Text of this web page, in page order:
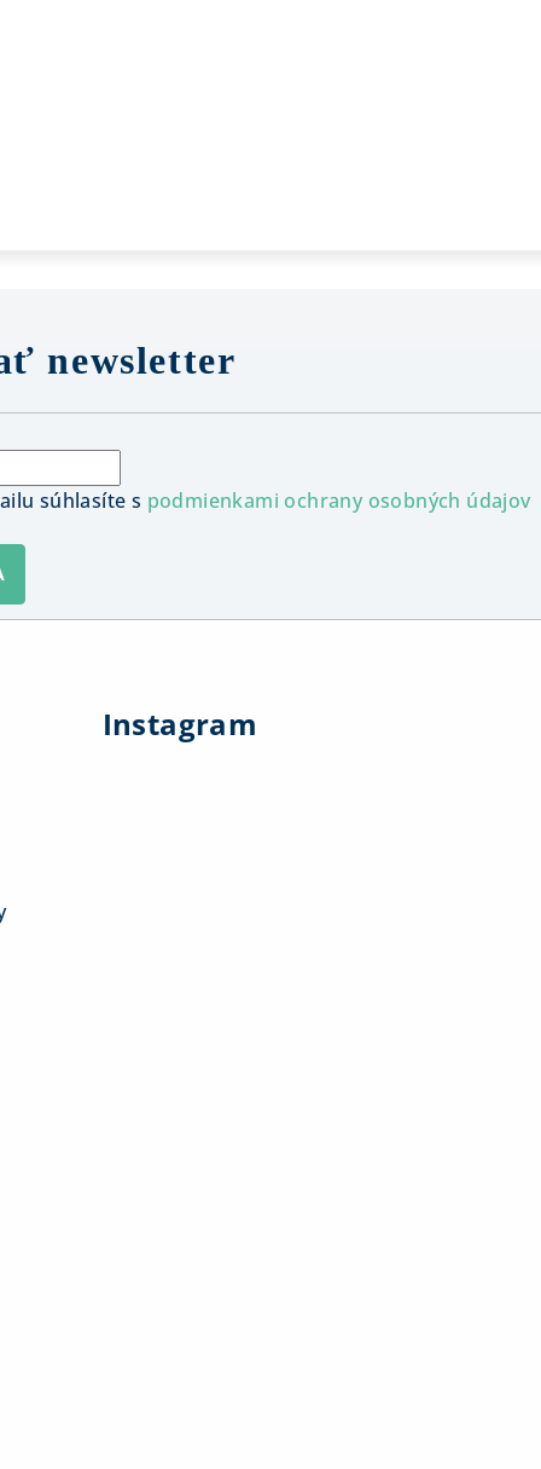
newsletter
súhlasíte s podmienkami ochrany osobných údajov
Instagram